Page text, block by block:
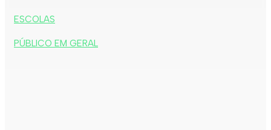
ESCOLAS
PÚBLICO EM GERAL